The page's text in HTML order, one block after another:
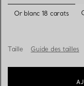
Or blanc 18 carats
Taille Guide des tailles